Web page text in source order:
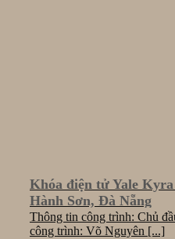
Khóa điện tử Yale
Hành Sơn, Đà Nẵng
Thông tin công trình: Chủ
công trình: Võ Nguyên [...]